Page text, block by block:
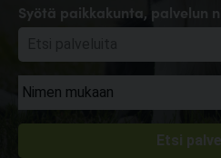
Syötä paikkakunta, palvelun